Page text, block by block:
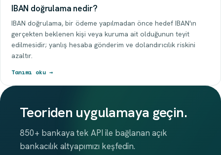
IBAN doğrulama nedir?
IBAN doğrulama, bir ödeme yapılmadan önce hedef IBAN'ın
gerçekten beklenen kişi veya kuruma ait olduğunun teyit
edilmesidir; yanlış hesaba gönderim ve dolandırıcılık riskini
azaltır.
Tanımı oku →
Teoriden uygulamaya geçin.
850+ bankaya tek API ile bağlanan açık
bankacılık altyapımızı keşfedin.